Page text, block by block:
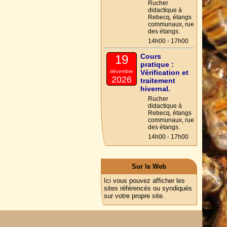
Rucher
didactique à
Rebecq, étangs
communaux, rue
des étangs.
14h00 - 17h00
19
décembre
2026
Cours
pratique :
Vérification et
traitement
hivernal.
Rucher
didactique à
Rebecq, étangs
communaux, rue
des étangs.
14h00 - 17h00
Sur le Web
Ici vous pouvez afficher les
sites référencés ou syndiqués
sur votre propre site.